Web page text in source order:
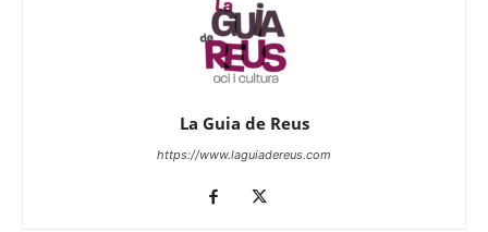
La Guia de Reus
https://www.laguiadereus.com